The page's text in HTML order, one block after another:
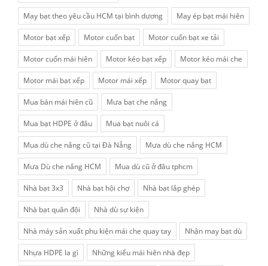
May bạt theo yêu cầu HCM tại bình dương May ép bạt mái hiên
Motor bạt xếp Motor cuốn bạt Motor cuốn bạt xe tải
Motor cuốn mái hiên Motor kéo bạt xếp Motor kéo mái che
Motor mái bạt xếp Motor mái xếp Motor quay bạt
Mua bán mái hiên cũ Mưa bạt che nắng
Mua bạt HDPE ở đâu Mua bạt nuôi cá
Mua dù che nắng cũ tại Đà Nẵng Mưa dù che nắng HCM
Mưa Dù che nắng HCM Mua dù cũ ở đâu tphcm
Nhà bạt 3x3 Nhà bạt hội chợ Nhà bạt lắp ghép
Nhà bạt quân đội Nhà dù sự kiện
Nhà máy sản xuất phụ kiện mái che quay tay Nhận may bạt dù
Nhựa HDPE la gì Những kiểu mái hiên nhà đẹp